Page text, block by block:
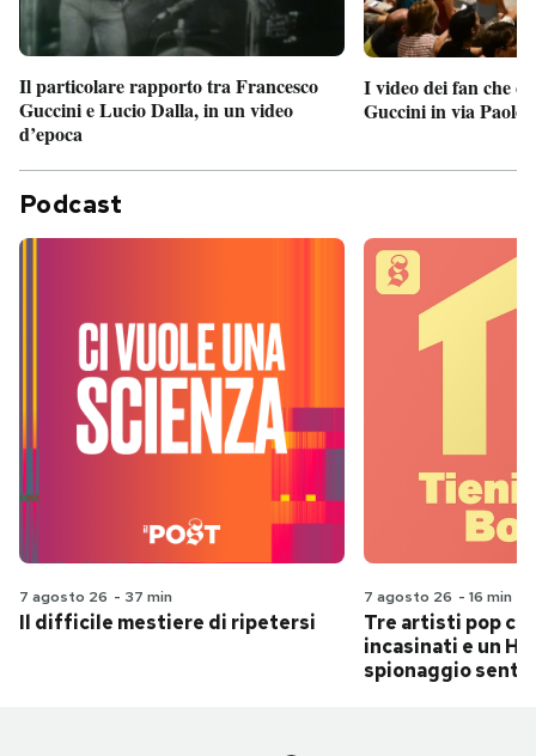
Il particolare rapporto tra Francesco
Guccini e Lucio Dalla, in un video
d’epoca
I video dei fan che
Guccini in via Paolo
Podcast
7 agosto 26 - 37 min
Il difficile mestiere di ripetersi
7 agosto 26 - 16 min
Tre artisti pop
incasinati e un
spionaggio